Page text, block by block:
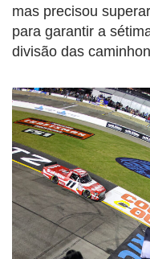
mas precisou
para garantir a
divisão das